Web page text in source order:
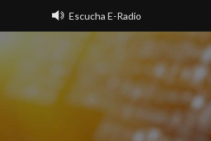
Escucha E-Radio